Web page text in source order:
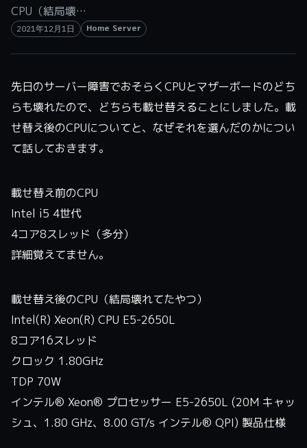
CPU（結局壊…
2021年12月1日 Home Server
先日のサーバー障害でおそらくCPUとマザーボードのどち
らも壊れたので、どちらも載せ替えることにしました。載
せ替え後のCPUについてと、なぜそれを選んだのかについ
て話しておきます。
載せ替え前のCPU
Intel i5 4世代
4コア8スレッド（多分）
詳細覚えてません。
載せ替え後のCPU（結局壊れてたやつ）
Intel(R) Xeon(R) CPU E5-2650L
8コア16スレッド
クロック 1.80GHz
TDP 70W
インテル® Xeon® プロセッサー E5-2650L (20M キャッ
シュ、1.80 GHz、8.00 GT/s インテル® QPI) 製品仕様